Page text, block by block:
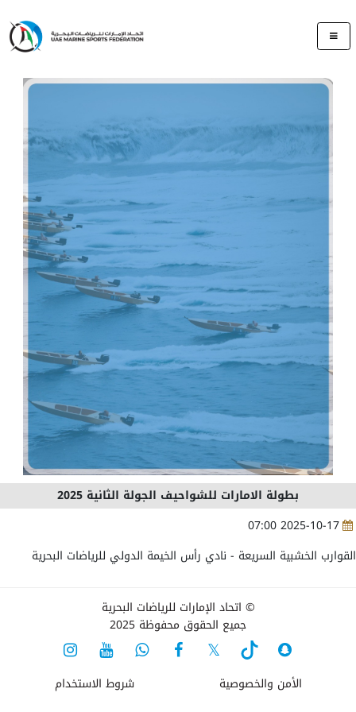
بطولة الامارات للشواحيف الجولة الثانية 2025
2025-10-17 07:00
القوارب الخشبية السريعة - نادي رأس الخيمة الدولي للرياضات البحرية
© اتحاد الإمارات للرياضات البحرية
جميع الحقوق محفوظة 2025
الأمن والخصوصية شروط الاستخدام